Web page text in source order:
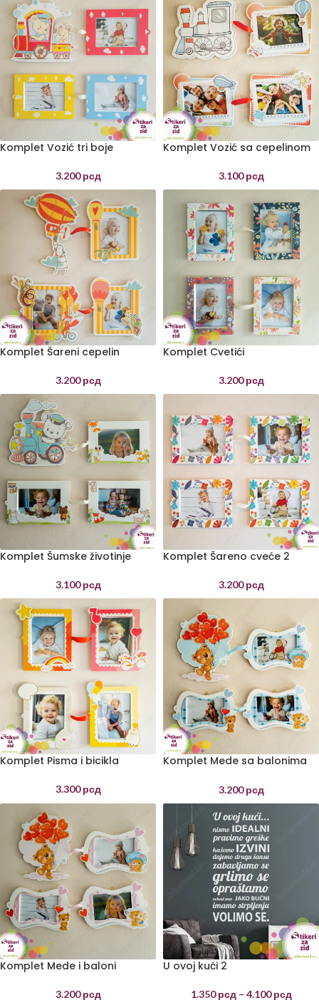
Komplet Vozić tri boje
3.200рсд
Komplet Vozić sa cepelinom
3.100рсд
Komplet Šareni cepelin
3.200рсд
Komplet Cvetići
3.200рсд
Komplet Šumske životinje
3.100рсд
Komplet Šareno cveće 2
3.200рсд
Komplet Pisma i bicikla
3.300рсд
Komplet Mede sa balonima
3.200рсд
Komplet Mede i baloni
3.200рсд
U ovoj kući 2
1.350рсд – 4.100рсд